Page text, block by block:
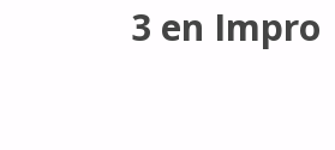
3 en Impro